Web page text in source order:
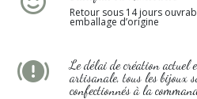
Retour sous 14 jours
emballage d’origine
Le délai de création actuel
artisanale, tous les bijoux
confectionnés à la